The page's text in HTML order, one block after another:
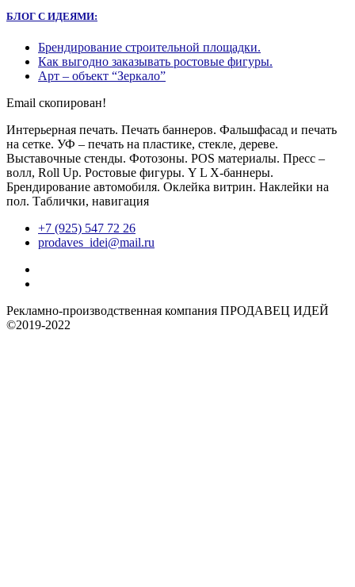
БЛОГ С ИДЕЯМИ:
Брендирование строительной площадки.
Как выгодно заказывать ростовые фигуры.
Арт – объект “Зеркало”
Email скопирован!
Интерьерная печать. Печать баннеров. Фальшфасад и печать
на сетке. УФ – печать на пластике, стекле, дереве.
Выставочные стенды. Фотозоны. POS материалы. Пресс –
волл, Roll Up. Ростовые фигуры. Y L X-баннеры.
Брендирование автомобиля. Оклейка витрин. Наклейки на
пол. Таблички, навигация
+7 (925) 547 72 26
prodaves_idei@mail.ru
Рекламно-производственная компания ПРОДАВЕЦ ИДЕЙ
©2019-2022